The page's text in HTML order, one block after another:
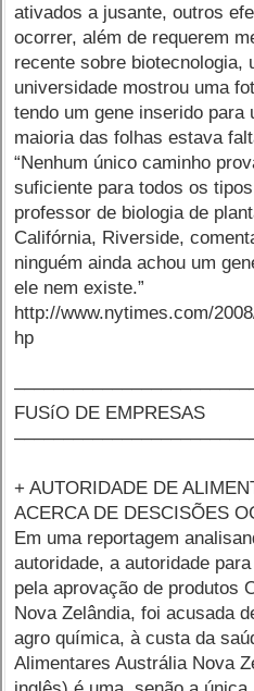
ativados a jusante, outros
ocorrer, além de requerem
recente sobre biotecnologia,
universidade mostrou uma
tendo um gene inserido
maioria das folhas estava
“Nenhum único caminho
suficiente para todos os
professor de biologia de
Califórnia, Riverside,
ninguém ainda achou um
ele nem existe.”
http://www.nytimes.com/
hp
FUSíO DE EMPRESAS
+ AUTORIDADE DE
ACERCA DE DESCISÕES
Em uma reportagem
autoridade, a autoridade
pela aprovação de produtos
Nova Zelândia, foi acusada
agro química, à custa da
Alimentares Austrália Nova